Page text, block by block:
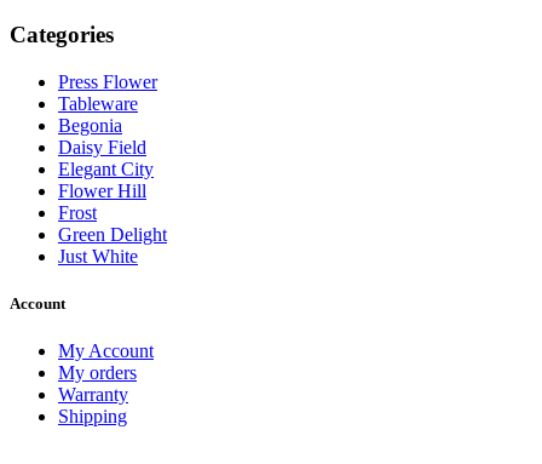
Categories
Press Flower
Tableware
Begonia
Daisy Field
Elegant City
Flower Hill
Frost
Green Delight
Just White
Account
My Account
My orders
Warranty
Shipping